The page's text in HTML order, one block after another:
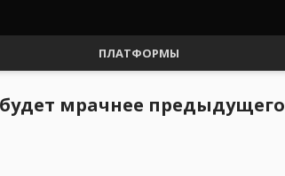
ПЛАТФОРМЫ
будет мрачнее предыдущего